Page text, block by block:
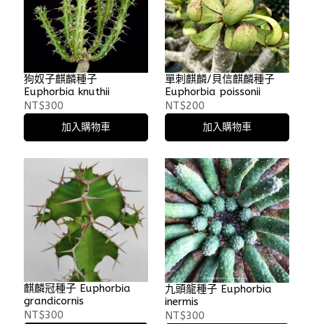
狗奴子麒麟種子
Euphorbia knuthii
NT$300
加入購物車
單刺麒麟/貝信麒麟種子
Euphorbia poissonii
NT$200
加入購物車
麒麟冠種子 Euphorbia
grandicornis
NT$300
九頭龍種子 Euphorbia
inermis
NT$300